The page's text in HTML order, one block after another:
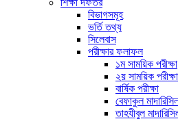
শিক্ষা দফতর
বিভাগসমূহ
ভর্তি তথ্য
সিলেবাস
পরীক্ষার ফলাফল
১ম সাময়িক পরীক্ষা
২য় সাময়িক পরীক্ষা
বার্ষিক পরীক্ষা
বেফাকুল
তাহযীবুল